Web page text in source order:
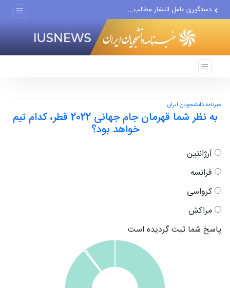
دستگیری عامل انتشار مطالب...
ضربه مغزی بیش از ۷۰۰ نظامی...
خبرنامه دانشجویان ایران
به نظر شما قهرمان جام جهانی 2022 قطر، کدام تیم
خواهد بود؟
آرژانتین
فرانسه
کرواسی
مراکش
پاسخ شما ثبت گردیده است